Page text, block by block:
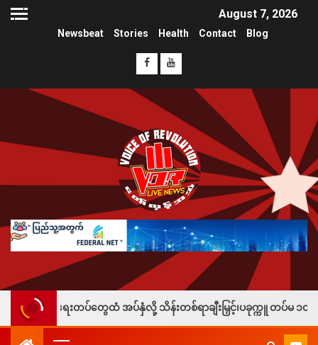
August 7, 2026
Newsbeat Stories Health Contact Blog
တပ်တွေထံ အပ်နှံလို့ သိန်းတစ်ရာချီးမြှင့်၊ပခုက္ကူ တပ်မ ၁၀၁က တပ်သား